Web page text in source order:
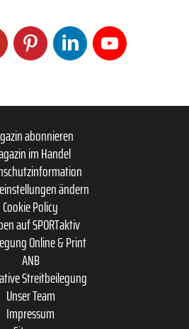
abonnieren
im Handel
ändern
Cookie Policy
auf SPORTaktiv
Online & Print
ANB
Streitbeilegung
Unser Team
Impressum